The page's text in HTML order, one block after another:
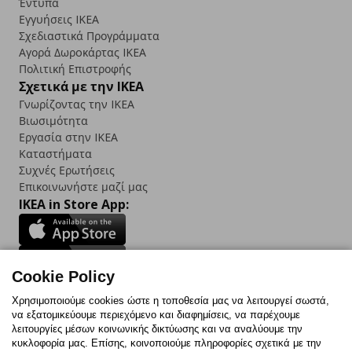
Εγγυήσεις IKEA
Σχεδιαστικά Προγράμματα
Αγορά Δωρoκάρτας IKEA
Πολιτική Επιστροφής
Σχετικά με την IKEA
Γνωρίζοντας την IKEA
Βιωσιμότητα
Εργασία στην IKEA
Καταστήματα
Συχνές Ερωτήσεις
Επικοινωνήστε μαζί μας
IKEA in Store App:
Follow us:
FacebookInstagram
TikTokYoutubePinterestTwitter
Cookie Policy
Χρησιμοποιούμε cookies ώστε η τοποθεσία μας να λειτουργεί σωστά,
να εξατομικεύουμε περιεχόμενο και διαφημίσεις, να παρέχουμε
λειτουργίες μέσων κοινωνικής δικτύωσης και να αναλύουμε την
κυκλοφορία μας. Επίσης, κοινοποιούμε πληροφορίες σχετικά με την